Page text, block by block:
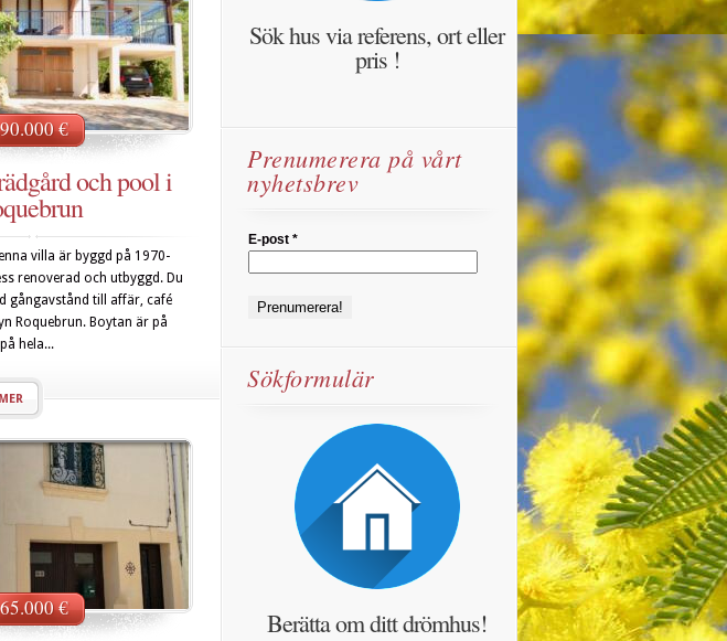
€
och pool i
villa är byggd på 1970-
renoverad och utbyggd. Du
gångavstånd till affär, café
Roquebrun. Boytan är på
hela...
€
Sök hus via referens, ort eller
pris !
Prenumerera på vårt
nyhetsbrev
E-post *
Sökformulär
Berätta om ditt drömhus!